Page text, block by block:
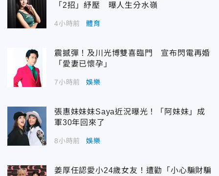
「2招」紓壓 曝人生分水嶺
4小時前 體育
震撼彈！及川光博雙喜臨門 宣布閃電再婚
「愛妻已懷孕」
7小時前 娛樂
張惠妹妹妹Saya近況曝光！「阿妹妹」成
軍30年回來了
8小時前 娛樂
姜厚任認愛小24歲女友！遭勸「小心騙財騙